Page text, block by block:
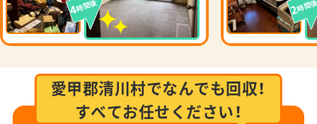
4時間後 2時間
愛甲郡清川村でなんでも回収！
すべてお任せください！